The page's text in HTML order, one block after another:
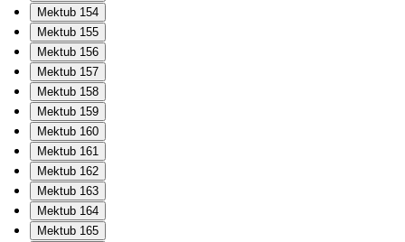
Mektub 154
Mektub 155
Mektub 156
Mektub 157
Mektub 158
Mektub 159
Mektub 160
Mektub 161
Mektub 162
Mektub 163
Mektub 164
Mektub 165